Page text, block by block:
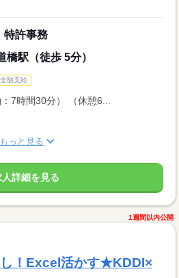
特許事務
駅（徒歩 5分）
額支給
7時間30分） （休憩6...
もっと見る
人詳細を見る
1週間以内公開
し！Excel活かす★KDDI×